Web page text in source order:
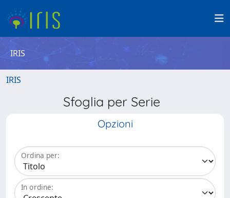
IRIS
IRIS
Sfoglia per Serie
Opzioni
Ordina per:
In ordine: